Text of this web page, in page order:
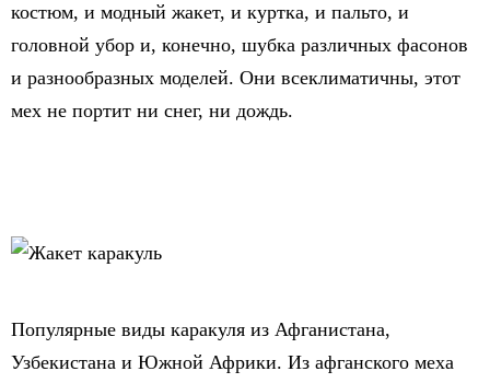
костюм, и модный жакет, и куртка, и пальто, и
головной убор и, конечно, шубка различных фасонов
и разнообразных моделей. Они всеклиматичны, этот
мех не портит ни снег, ни дождь.
Популярные виды каракуля из Афганистана,
Узбекистана и Южной Африки. Из афганского меха